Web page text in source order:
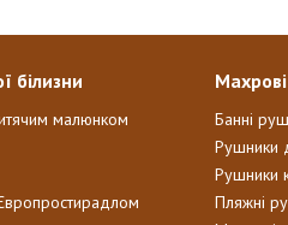
білизни
малюнком
Банні
Рушники
Рушники
Пляжні